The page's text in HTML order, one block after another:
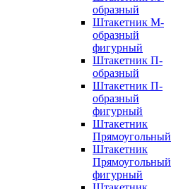
образный
Штакетник М-
образный
фигурный
Штакетник П-
образный
Штакетник П-
образный
фигурный
Штакетник
Прямоугольный
Штакетник
Прямоугольный
фигурный